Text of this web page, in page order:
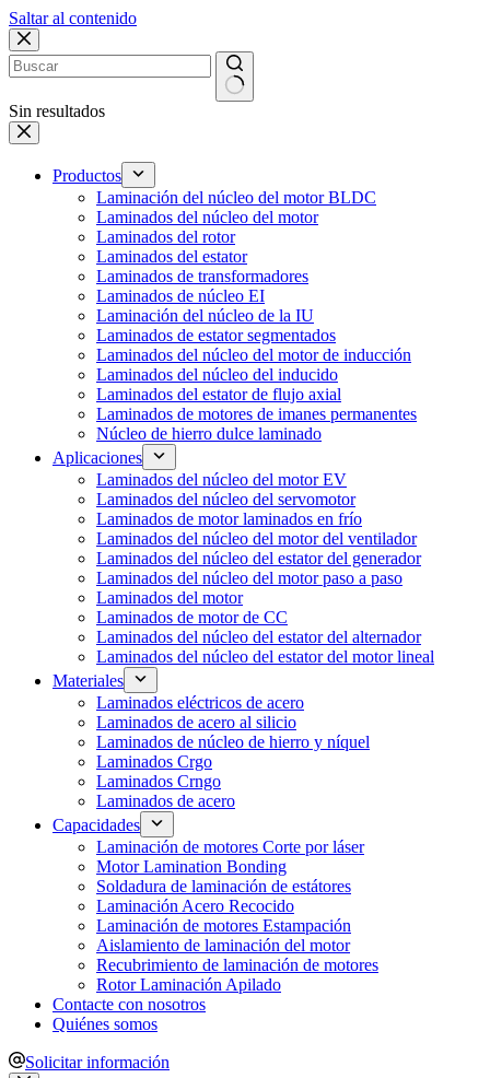
Saltar al contenido
Sin resultados
Productos
Laminación del núcleo del motor BLDC
Laminados del núcleo del motor
Laminados del rotor
Laminados del estator
Laminados de transformadores
Laminados de núcleo EI
Laminación del núcleo de la IU
Laminados de estator segmentados
Laminados del núcleo del motor de inducción
Laminados del núcleo del inducido
Laminados del estator de flujo axial
Laminados de motores de imanes permanentes
Núcleo de hierro dulce laminado
Aplicaciones
Laminados del núcleo del motor EV
Laminados del núcleo del servomotor
Laminados de motor laminados en frío
Laminados del núcleo del motor del ventilador
Laminados del núcleo del estator del generador
Laminados del núcleo del motor paso a paso
Laminados del motor
Laminados de motor de CC
Laminados del núcleo del estator del alternador
Laminados del núcleo del estator del motor lineal
Materiales
Laminados eléctricos de acero
Laminados de acero al silicio
Laminados de núcleo de hierro y níquel
Laminados Crgo
Laminados Crngo
Laminados de acero
Capacidades
Laminación de motores Corte por láser
Motor Lamination Bonding
Soldadura de laminación de estátores
Laminación Acero Recocido
Laminación de motores Estampación
Aislamiento de laminación del motor
Recubrimiento de laminación de motores
Rotor Laminación Apilado
Contacte con nosotros
Quiénes somos
Solicitar información